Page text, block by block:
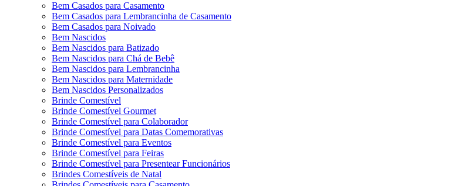
Bem Casados para Casamento
Bem Casados para Lembrancinha de Casamento
Bem Casados para Noivado
Bem Nascidos
Bem Nascidos para Batizado
Bem Nascidos para Chá de Bebê
Bem Nascidos para Lembrancinha
Bem Nascidos para Maternidade
Bem Nascidos Personalizados
Brinde Comestível
Brinde Comestível Gourmet
Brinde Comestível para Colaborador
Brinde Comestível para Datas Comemorativas
Brinde Comestível para Eventos
Brinde Comestível para Feiras
Brinde Comestível para Presentear Funcionários
Brindes Comestíveis de Natal